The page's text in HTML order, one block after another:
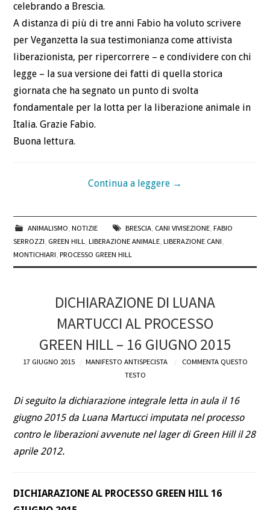
celebrando a Brescia.
A distanza di più di tre anni Fabio ha voluto scrivere
per Veganzetta la sua testimonianza come attivista
liberazionista, per ripercorrere – e condividere con chi
legge – la sua versione dei fatti di quella storica
giornata che ha segnato un punto di svolta
fondamentale per la lotta per la liberazione animale in
Italia. Grazie Fabio.
Buona lettura.
Continua a leggere →
ANIMALISMO, NOTIZIE BRESCIA, CANI VIVISEZIONE, FABIO
SERROZZI, GREEN HILL,LIBERAZIONE ANIMALE,LIBERAZIONE CANI,
MONTICHIARI,PROCESSO GREEN HILL
DICHIARAZIONE DI LUANA
MARTUCCI AL PROCESSO
GREEN HILL – 16 GIUGNO 2015
17 GIUGNO 2015 MANIFESTO ANTISPECISTA
COMMENTA QUESTO
TESTO
Di seguito la dichiarazione integrale letta in aula il 16
giugno 2015 da Luana Martucci imputata nel processo
contro le liberazioni avvenute nel lager di Green Hill il 28
aprile 2012.
DICHIARAZIONE AL PROCESSO GREEN HILL 16